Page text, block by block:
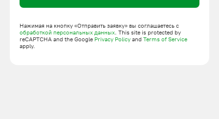
Нажимая на кнопку «Отправить заявку» вы соглашаетесь с
обработкой персональных данных. This site is protected by
reCAPTCHA and the Google Privacy Policy and Terms of Service
apply.